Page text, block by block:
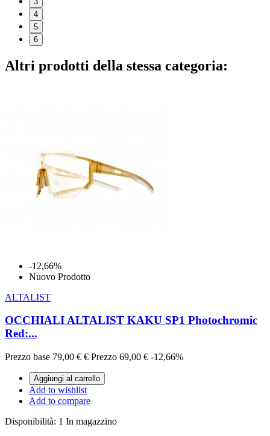
4
5
6
Altri prodotti della stessa categoria:
-12,66%
Nuovo Prodotto
ALTALIST
OCCHIALI ALTALIST KAKU SP1 Photochromic
Red:...
Prezzo base 79,00 € € Prezzo 69,00 € -12,66%
Aggiungi al carrello
Add to wishlist
Add to compare
Disponibilità: 1 In magazzino